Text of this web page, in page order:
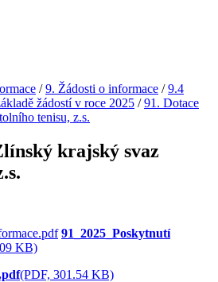
/9. Žádosti o informace /9.4
žádostí v roce 2025 /91. Dotace
tenisu, z.s.
krajský svaz
91_2025_Poskytnutí
KB)
(PDF, 301.54 KB)